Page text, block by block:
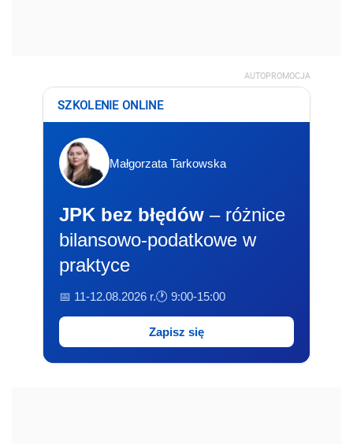
AUTOPROMOCJA
SZKOLENIE ONLINE
Małgorzata Tarkowska
JPK bez błędów – różnice
bilansowo-podatkowe w
praktyce
📅 11-12.08.2026 r.🕐 9:00-15:00
Zapisz się